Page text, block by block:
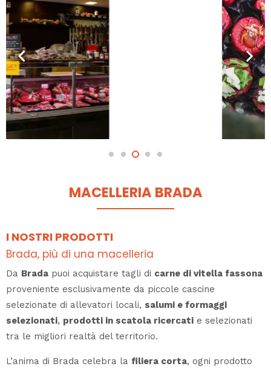
MACELLERIA BRADA
I NOSTRI PRODOTTI
Brada, più di una macelleria
Da Brada puoi acquistare tagli di carne di vitella fassona
proveniente esclusivamente da piccole cascine
selezionate di allevatori locali, salumi e formaggi
selezionati, prodotti in scatola ricercati e selezionati
tra le migliori realtà del territorio.
L’anima di Brada celebra la filiera corta, ogni prodotto